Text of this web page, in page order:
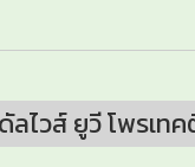
ไวส์ ยูวี โพรเท